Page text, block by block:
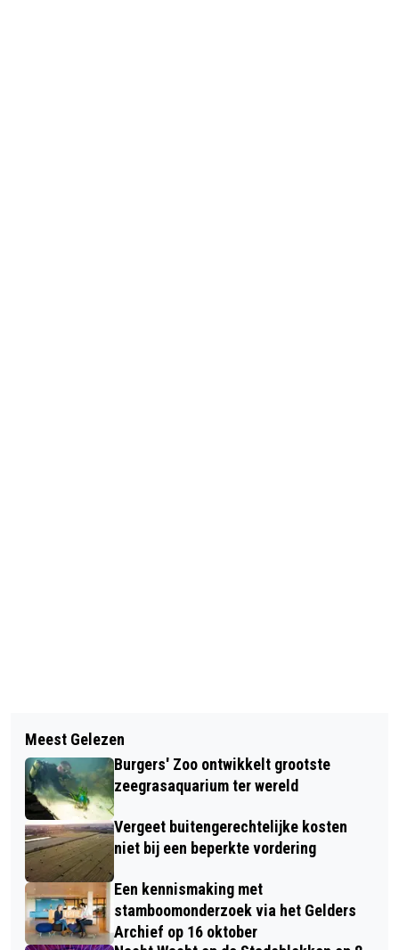
CELSTRAF VOOR POOLSE MAN VOOR
MEERDERE VERMOGENSDELICTEN IN
ARNHEM
MASCHA HALBERSTADT, ARASH
FAKHIM EN COLLECTIEF KOPPIG
GENOMINEERD VOOR CULTUURPRIJS
ARNHEM
Meest Gelezen
Burgers' Zoo ontwikkelt grootste
zeegrasaquarium ter wereld
Vergeet buitengerechtelijke kosten
niet bij een beperkte vordering
Een kennismaking met
stamboomonderzoek via het Gelders
Archief op 16 oktober